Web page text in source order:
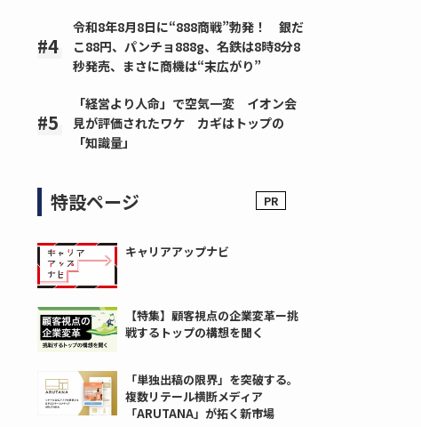
令和8年8月8日に“888商戦”勃発！ 銀だ
こ88円、パンチョ888g、名鉄は8時8分8
秒発売、まさに商機は“末広がり”
「経営より人命」で空気一変 イオン会
見が評価されたワケ カギはトップの
「知識量」
特設ページ
キャリアアップナビ
【特集】顧客視点の企業変革ー挑
戦するトップの構想を聞く
「単独出稿の限界」を突破する。
複数リテール横断メディア
「ARUTANA」が拓く新市場